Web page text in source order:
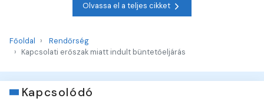
Olvassa el a teljes cikket
Főoldal
Rendőrség
Kapcsolati erőszak miatt indult büntetőeljárás
Kapcsolódó